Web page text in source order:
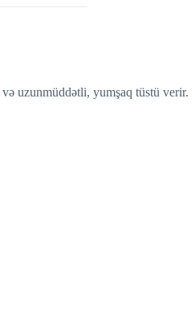
uzunmüddətli, yumşaq tüstü verir.